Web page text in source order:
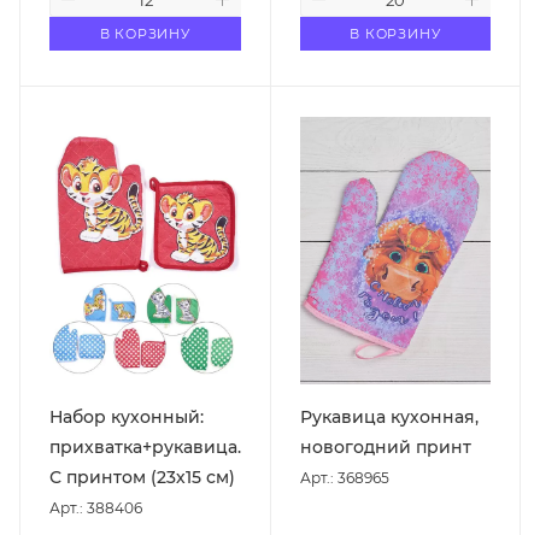
В КОРЗИНУ В КОРЗИНУ
Набор кухонный:
прихватка+рукавица.
С принтом (23х15 см)
Арт.: 388406
Рукавица кухонная,
новогодний принт
Арт.: 368965